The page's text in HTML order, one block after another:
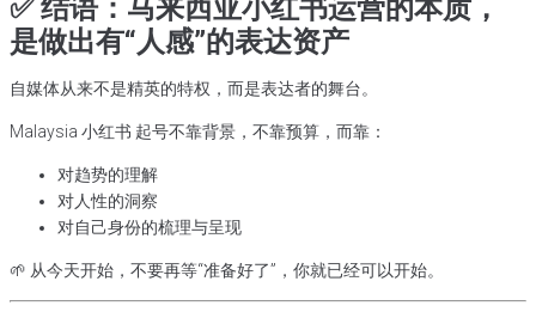
✅ 结语：马来西亚小红书运营的本质，
是做出有“人感”的表达资产
自媒体从来不是精英的特权，而是表达者的舞台。
Malaysia 小红书 起号不靠背景，不靠预算，而靠：
对趋势的理解
对人性的洞察
对自己身份的梳理与呈现
🌱 从今天开始，不要再等“准备好了”，你就已经可以开始。